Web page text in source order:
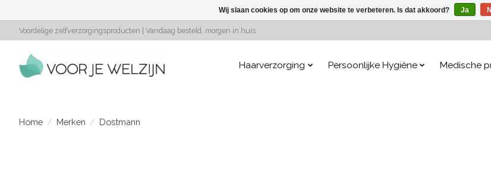
Voordelige zelfverzorgingsproducten | Vandaag besteld, morgen in huis
Haarverzorging Persoonlijke Hygiëne Medische
Home / Merken / Dostmann
Wij slaan cookies op om onze website te verbeteren. Is dat akkoord? Ja